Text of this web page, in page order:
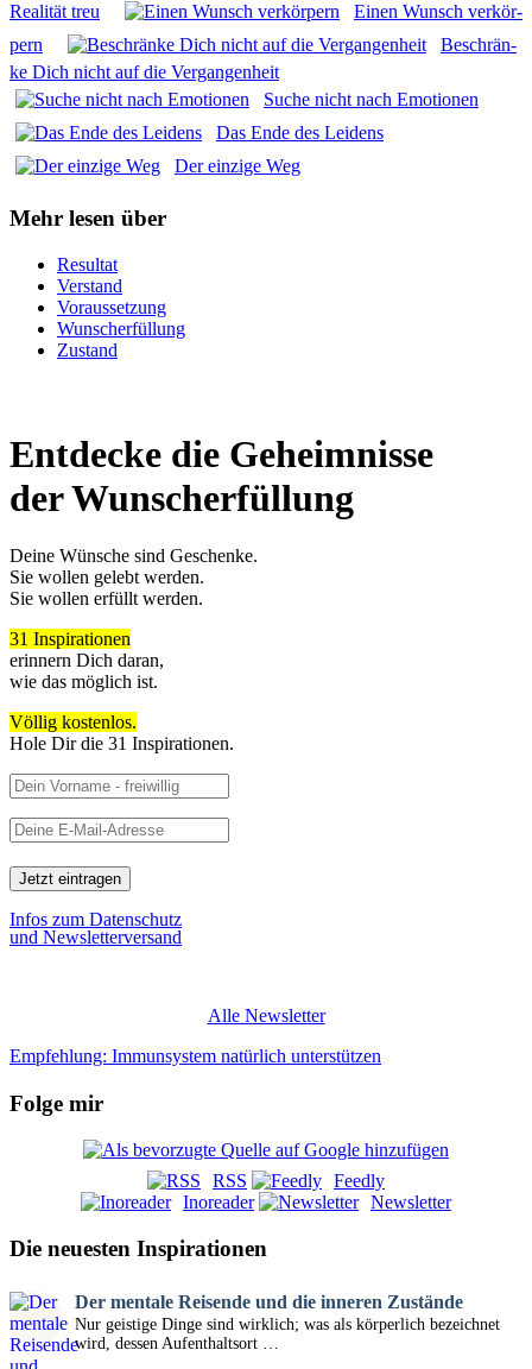
Rea­li­tät treu
Einen Wunsch ver­kör­
pern
Beschrän­
ke Dich nicht auf die Ver­gan­gen­heit
Suche nicht nach Emo­tio­nen
Das Ende des Lei­dens
Der ein­zi­ge Weg
Mehr lesen über
Resultat
Verstand
Voraussetzung
Wunscherfüllung
Zustand
Entdecke die Geheimnisse
der Wunscherfüllung
Deine Wünsche sind Geschenke.
Sie wollen gelebt werden.
Sie wollen erfüllt werden.
31 Inspirationen
erinnern Dich daran,
wie das möglich ist.
Völlig kostenlos.
Hole Dir die 31 Inspirationen.
Infos zum Datenschutz
und Newsletterversand
Alle Newsletter
Empfehlung: Immunsystem natürlich unterstützen
Folge mir
RSS
Feedly
Inoreader
Newsletter
Die neuesten Inspirationen
Der mentale Reisende und die inneren Zustände
Nur geistige Dinge sind wirklich; was als körperlich bezeichnet
wird, dessen Aufenthaltsort …